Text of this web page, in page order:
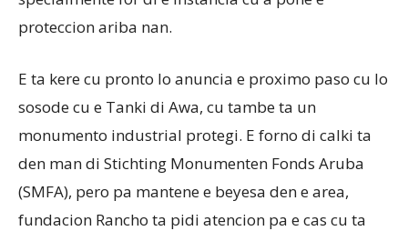
proteccion ariba nan.
E ta kere cu pronto lo anuncia e proximo paso cu lo
sosode cu e Tanki di Awa, cu tambe ta un
monumento industrial protegi. E forno di calki ta
den man di Stichting Monumenten Fonds Aruba
(SMFA), pero pa mantene e beyesa den e area,
fundacion Rancho ta pidi atencion pa e cas cu ta